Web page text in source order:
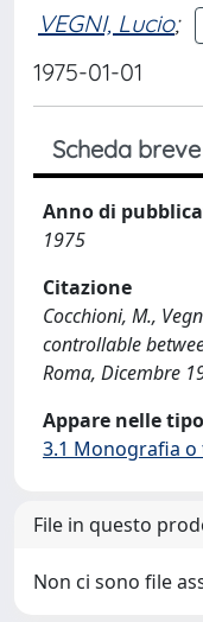
VEGNI, Lucio;
1975-01-01
Scheda breve
Anno di
1975
Citazione
Cocchioni, M.,
controllable
Roma, Dicembre
Appare nelle
3.1 Monografia
File in questo
Non ci sono file